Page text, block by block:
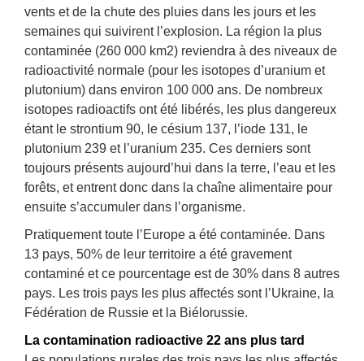
vents et de la chute des pluies dans les jours et les
semaines qui suivirent l’explosion. La région la plus
contaminée (260 000 km2) reviendra à des niveaux de
radioactivité normale (pour les isotopes d’uranium et
plutonium) dans environ 100 000 ans. De nombreux
isotopes radioactifs ont été libérés, les plus dangereux
étant le strontium 90, le césium 137, l’iode 131, le
plutonium 239 et l’uranium 235. Ces derniers sont
toujours présents aujourd’hui dans la terre, l’eau et les
forêts, et entrent donc dans la chaîne alimentaire pour
ensuite s’accumuler dans l’organisme.
Pratiquement toute l’Europe a été contaminée. Dans
13 pays, 50% de leur territoire a été gravement
contaminé et ce pourcentage est de 30% dans 8 autres
pays. Les trois pays les plus affectés sont l’Ukraine, la
Fédération de Russie et la Biélorussie.
La contamination radioactive 22 ans plus tard